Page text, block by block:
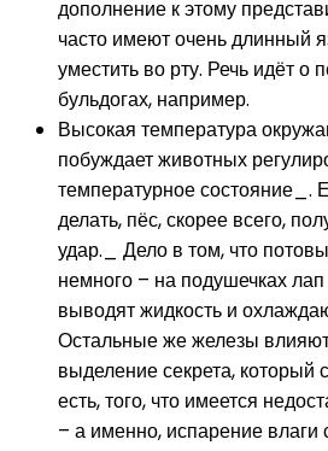
дополнение к этому
часто имеют очень длинный
уместить во рту. Речь идёт о
бульдогах, например.
Высокая температура
побуждает животных
температурное состояние_.
делать, пёс, скорее всего,
удар._ Дело в том, что
немного – на подушечках
выводят жидкость и
Остальные же железы
выделение секрета, который
есть, того, что имеется
– а именно, испарение влаги